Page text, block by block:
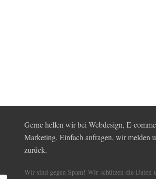
Gerne helfen wir bei Webdesign, E-
Marketing. Einfach anfragen, wir melden
zurück.
Wir sind gegen Spam! Wir schützen die Daten